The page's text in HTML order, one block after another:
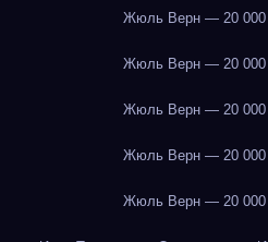
Жюль Верн — 20 000
Жюль Верн — 20 000
Жюль Верн — 20 000
Жюль Верн — 20 000
Жюль Верн — 20 000